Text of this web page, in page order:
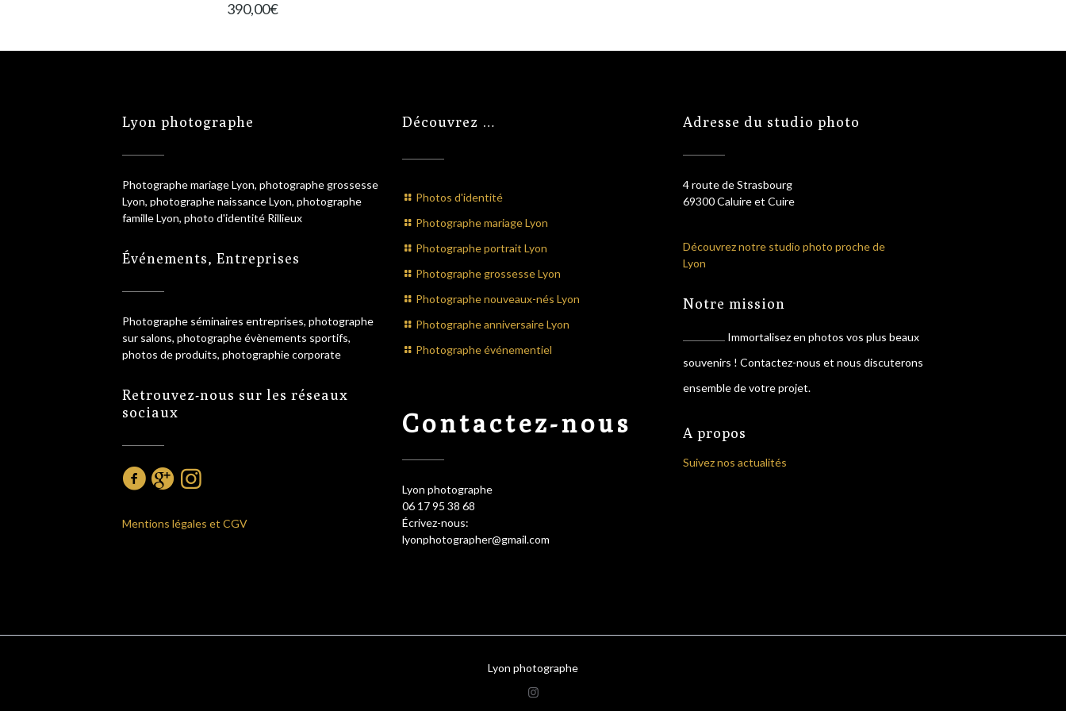
390,00€
Lyon photographe
Photographe mariage Lyon, photographe grossesse
Lyon, photographe naissance Lyon, photographe
famille Lyon, photo d'identité Rillieux
Événements, Entreprises
Photographe séminaires entreprises, photographe
sur salons, photographe évènements sportifs,
photos de produits, photographie corporate
Retrouvez-nous sur les réseaux
sociaux
Mentions légales et CGV
Découvrez …
Photos d'identité
Photographe mariage Lyon
Photographe portrait Lyon
Photographe grossesse Lyon
Photographe nouveaux-nés Lyon
Photographe anniversaire Lyon
Photographe événementiel
Contactez-nous
Lyon photographe
06 17 95 38 68
Écrivez-nous:
lyonphotographer@gmail.com
Adresse du studio photo
4 route de Strasbourg
69300 Caluire et Cuire
Découvrez notre studio photo proche de
Lyon
Notre mission
Immortalisez en photos vos plus beaux
souvenirs ! Contactez-nous et nous discuterons
ensemble de votre projet.
A propos
Suivez nos actualités
Lyon photographe